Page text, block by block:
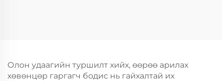
Олон удаагийн туршилт хийх, өөрөө арилах
хөвөнцөр гаргагч бодис нь гайхалтай их